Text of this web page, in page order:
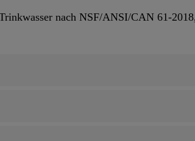
nach NSF/ANSI/CAN 61-